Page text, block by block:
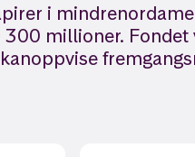
i
millioner.